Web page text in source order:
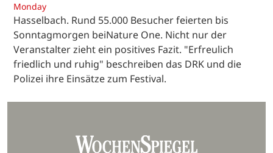
Monday
Hasselbach. Rund 55.000 Besucher feierten bis
Sonntagmorgen beiNature One. Nicht nur der
Veranstalter zieht ein positives Fazit. "Erfreulich
friedlich und ruhig" beschreiben das DRK und die
Polizei ihre Einsätze zum Festival.